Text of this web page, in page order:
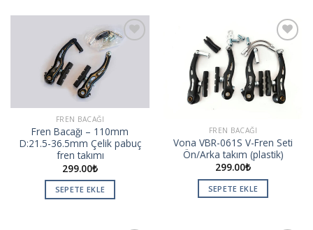
FREN BACAĞI
Fren Bacağı – 110mm
D:21.5-36.5mm Çelik pabuç
fren takımı
299.00₺
SEPETE EKLE
Add to
wishlist
FREN BACAĞI
Vona VBR-061S V-Fren Seti
Ön/Arka takım (plastik)
299.00₺
SEPETE EKLE